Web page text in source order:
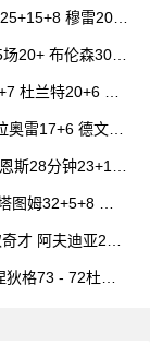
穆雷20+
20+ 布伦森30分
杜兰特20+6 锡
雷17+6 德文·
斯28分钟23+15
图姆32+5+8 普
才 阿夫迪亚20+
格73 - 72杜克